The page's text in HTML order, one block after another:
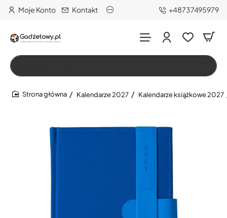
Moje Konto Kontakt +48737495979
Szukaj…
Kalendarze 2027 Kalendarze książkowe 2027